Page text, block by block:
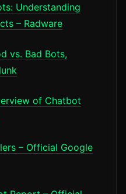
Understanding
– Radware
vs. Bad Bots,
of Chatbot
– Official Google